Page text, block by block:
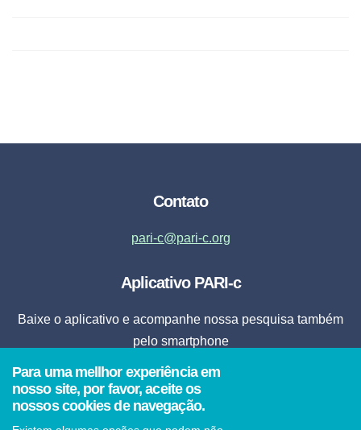
Contato
pari-c@pari-c.org
Aplicativo PARI-c
Baixe o aplicativo e acompanhe nossa pesquisa também
pelo smartphone
Fazer Download
Para uma mellhor experiência em
nosso site, por favor, aceite os
nossos cookies de navegação.